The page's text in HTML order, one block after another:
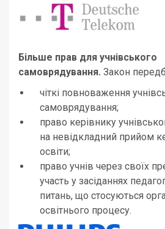
Більше прав для учнівського
самоврядування. Закон
чіткі повноваження
самоврядування;
право керівнику
на невідкладний прийом
освіти;
право учнів через своїх
участь у засіданнях
питань, що стосуються
освітнього процесу.